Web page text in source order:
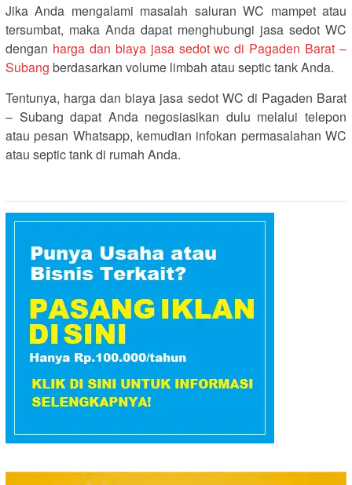
Jika Anda mengalami masalah saluran WC mampet atau
tersumbat, maka Anda dapat menghubungi jasa sedot WC
dengan harga dan biaya jasa sedot wc di Pagaden Barat –
Subang berdasarkan volume limbah atau septic tank Anda.
Tentunya, harga dan biaya jasa sedot WC di Pagaden Barat
– Subang dapat Anda negosiasikan dulu melalui telepon
atau pesan Whatsapp, kemudian infokan permasalahan WC
atau septic tank di rumah Anda.